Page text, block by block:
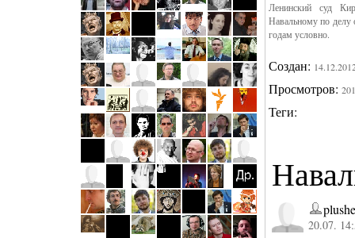
Ленинский суд
Навальному по делу
годам условно.
Создан:
Просмотров:
Теги:
20.07.